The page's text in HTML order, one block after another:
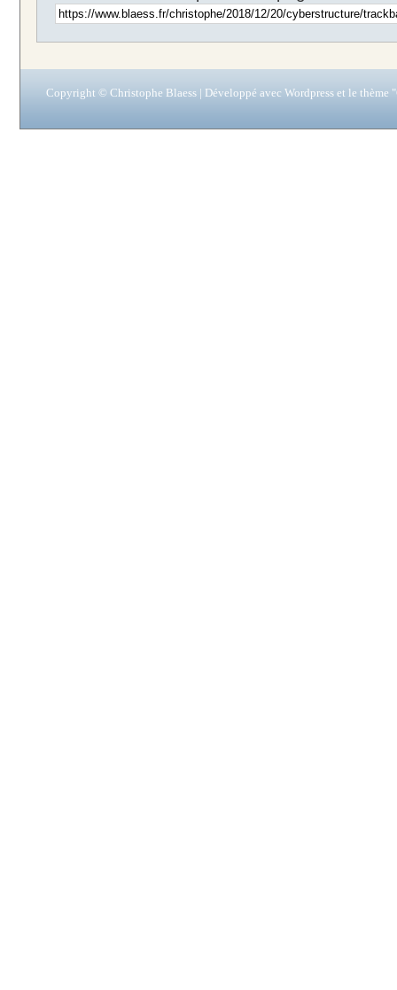
Copyright © Christophe Blaess | Développé avec Wordpresset le thème